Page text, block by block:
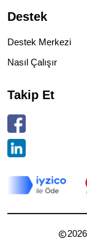
Destek
Destek Merkezi
Nasıl Çalışır
Takip Et
2026